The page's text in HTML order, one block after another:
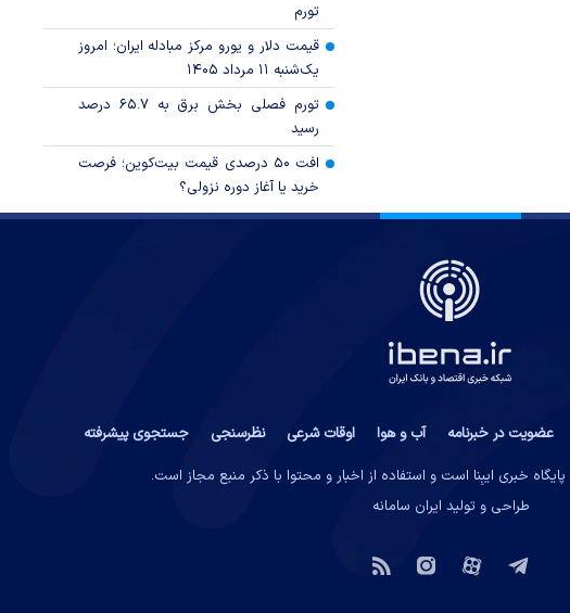
تورم
قیمت دلار و یورو مرکز مبادله ایران؛ امروز
یک‌شنبه ۱۱ مرداد ۱۴۰۵
تورم فصلی بخش برق به ۶۵.۷ درصد
رسید
افت ۵۰ درصدی قیمت بیت‌کوین؛ فرصت
خرید یا آغاز دوره نزولی؟
عضویت در خبرنامه آب و هوا اوقات شرعی نظرسنجی
جستجوی پیشرفته
خبری ایبِنا است و استفاده از اخبار و محتوا با ذکر منبع مجاز است.
طراحی و تولید ایران سامانه